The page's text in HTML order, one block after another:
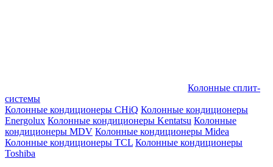
Колонные сплит-
системы
Колонные кондиционеры CHiQ Колонные кондиционеры
Energolux Колонные кондиционеры Kentatsu Колонные
кондиционеры MDV Колонные кондиционеры Midea
Колонные кондиционеры TCL Колонные кондиционеры
Toshiba